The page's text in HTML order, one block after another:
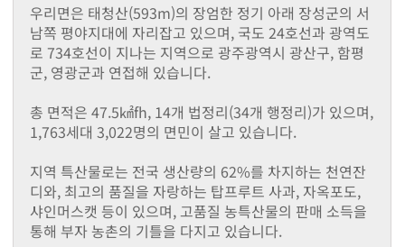
기부금 모금액 및 활용 실적
홍보자료
온라인 명예의 전당
유관기관(공익제보) 안내
장성읍
진원면
동화면
삼서면
삼계면
황룡면
우리면은 태청산(593m)의 장엄한 정기 아래 장성군의 서
남쪽 평야지대에 자리잡고 있으며, 국도 24호선과 광역도
로 734호선이 지나는 지역으로 광주광역시 광산구, 함평
군, 영광군과 연접해 있습니다.
총 면적은 47.5㎢fh, 14개 법정리(34개 행정리)가 있으며,
1,763세대 3,022명의 면민이 살고 있습니다.
지역 특산물로는 전국 생산량의 62%를 차지하는 천연잔
디와, 최고의 품질을 자랑하는 탑프루트 사과, 자옥포도,
샤인머스캣 등이 있으며, 고품질 농특산물의 판매 소득을
통해 부자 농촌의 기틀을 다지고 있습니다.